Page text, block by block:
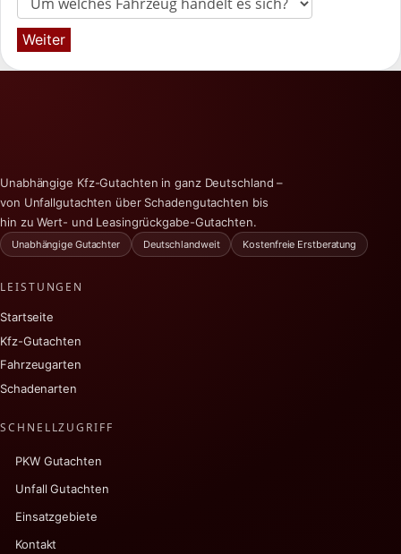
Weiter
Unabhängige Kfz-Gutachten in ganz Deutschland –
von Unfallgutachten über Schadengutachten bis
hin zu Wert- und Leasingrückgabe-Gutachten.
Unabhängige Gutachter Deutschlandweit Kostenfreie Erstberatung
LEISTUNGEN
Startseite
Kfz-Gutachten
Fahrzeugarten
Schadenarten
SCHNELLZUGRIFF
PKW Gutachten
Unfall Gutachten
Einsatzgebiete
Kontakt